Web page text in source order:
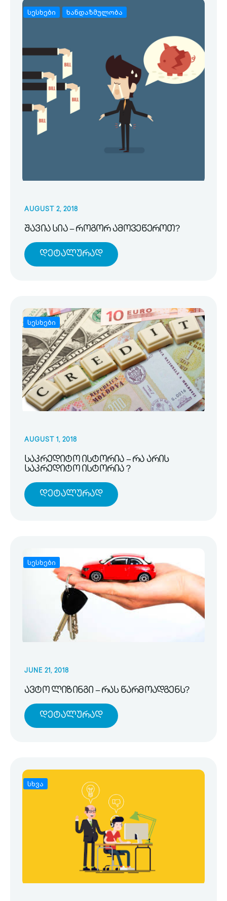
სესხები ხანდაზმულობა
AUGUST 2, 2018
შავია სია – როგორ ამოვეწეროთ?
Დეტალურად
სესხები
AUGUST 1, 2018
საკრედიტო ისტორია – რა არის
საკრედიტო ისტორია ?
Დეტალურად
სესხები
JUNE 21, 2018
ავტო ლიზინგი – რას წარმოადგენს?
Დეტალურად
სხვა